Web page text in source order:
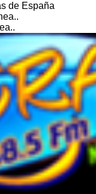
de España